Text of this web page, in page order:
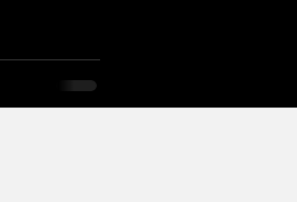
como